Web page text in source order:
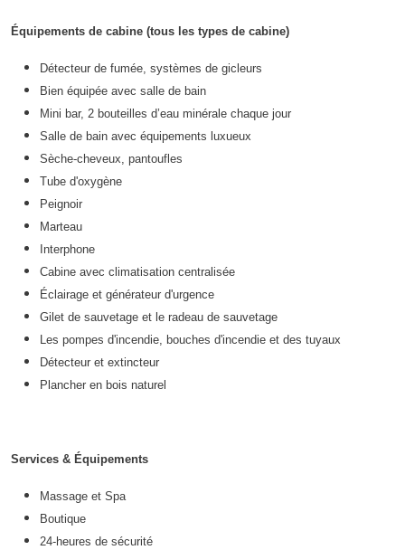
Équipements de cabine (tous les types de cabine)
Détecteur de fumée, systèmes de gicleurs
Bien équipée avec salle de bain
Mini bar, 2 bouteilles d’eau minérale chaque jour
Salle de bain avec équipements luxueux
Sèche-cheveux, pantoufles
Tube d'oxygène
Peignoir
Marteau
Interphone
Cabine avec climatisation centralisée
Éclairage et générateur d'urgence
Gilet de sauvetage et le radeau de sauvetage
Les pompes d'incendie, bouches d'incendie et des tuyaux
Détecteur et extincteur
Plancher en bois naturel
Services & Équipements
Massage et Spa
Boutique
24-heures de sécurité